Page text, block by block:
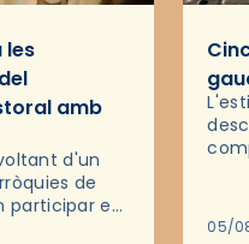
les
amb
d'un
de
participar en
05/